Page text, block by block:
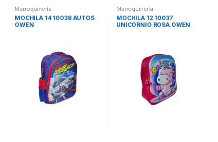
Marroquinería
MOCHILA 14 10038 AUTOS
OWEN
Marroquinería
MOCHILA 12 10037
UNICORNIO ROSA OWEN